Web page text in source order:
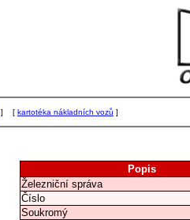
] [ kartotéka nákladních vozů ]
Popis
Železniční správa
Číslo
Soukromý